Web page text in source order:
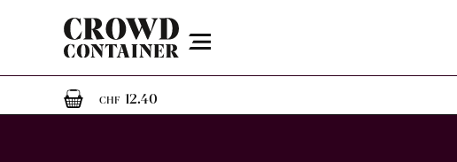
Menu
CHF 12.401 Artikel im Warenkorb